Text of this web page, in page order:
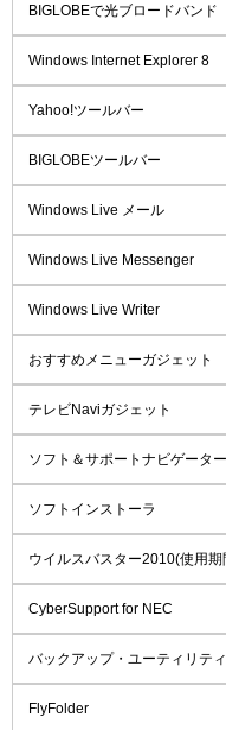
BIGLOBEで光ブロードバンド
Windows Internet Explorer 8
Yahoo!ツールバー
BIGLOBEツールバー
Windows Live メール
Windows Live Messenger
Windows Live Writer
おすすめメニューガジェット
テレビNaviガジェット
ソフト＆サポートナビゲーター
ソフトインストーラ
ウイルスバスター2010(使用
CyberSupport for NEC
バックアップ・ユーティリティ
FlyFolder